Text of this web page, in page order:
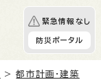
緊急情報なし
防災ポータル
>都市計画・建築